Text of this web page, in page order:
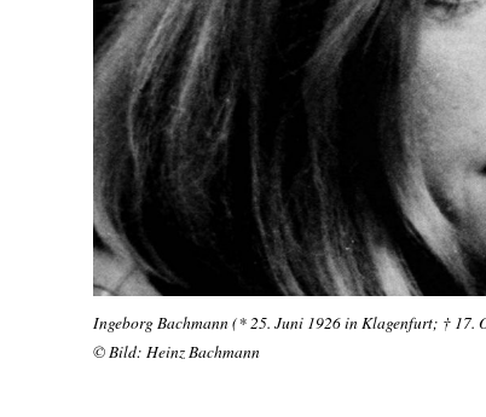
Ingeborg Bachmann (* 25. Juni 1926 in Klagenfurt; † 17.
© Bild: Heinz Bachmann